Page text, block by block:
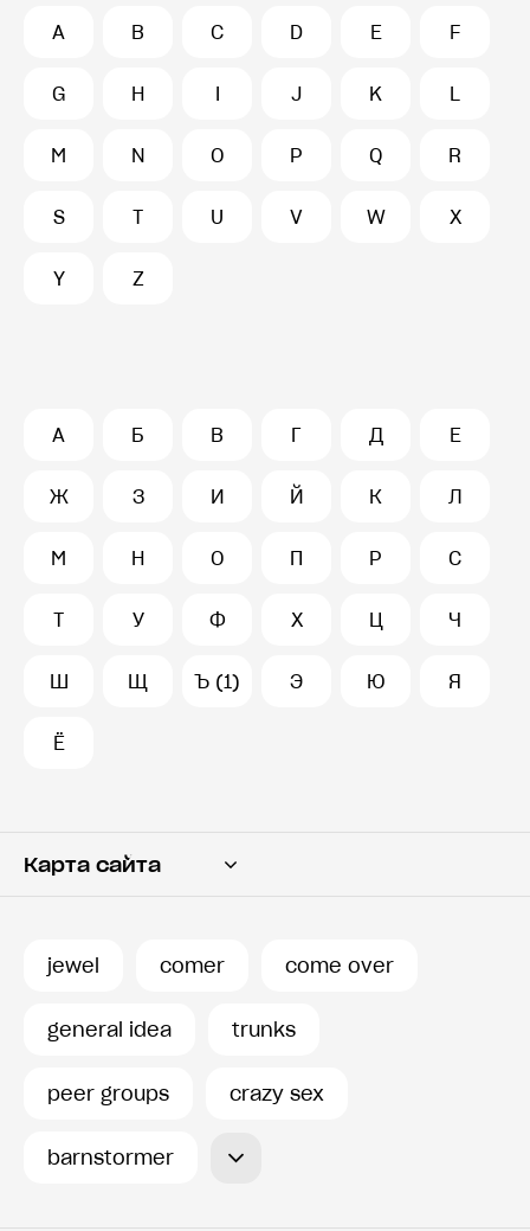
A B C D E F
G H I J K L
M N O P Q R
S T U V W X
Y Z
А Б В Г Д Е
Ж З И Й К Л
М Н О П Р С
Т У Ф Х Ц Ч
Ш Щ Ъ (1) Э Ю Я
Ё
Карта сайта
jewel comer come over
general idea trunks
peer groups crazy sex
barnstormer